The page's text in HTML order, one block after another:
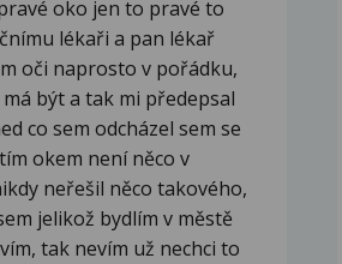
oko jen to pravé to
lékaři a pan lékař
oči naprosto v pořádku,
být a tak mi předepsal
co sem odcházel sem se
okem není něco v
neřešil něco takového,
jelikož bydlím v městě
tak nevím už nechci to